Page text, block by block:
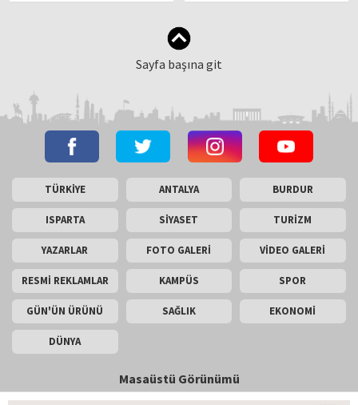
Sayfa başına git
TÜRKİYE ANTALYA BURDUR
ISPARTA SİYASET TURİZM
YAZARLAR FOTO GALERİ VİDEO GALERİ
RESMİ REKLAMLAR KAMPÜS SPOR
GÜN'ÜN ÜRÜNÜ SAĞLIK EKONOMİ
DÜNYA
Masaüstü Görünümü
İletişim